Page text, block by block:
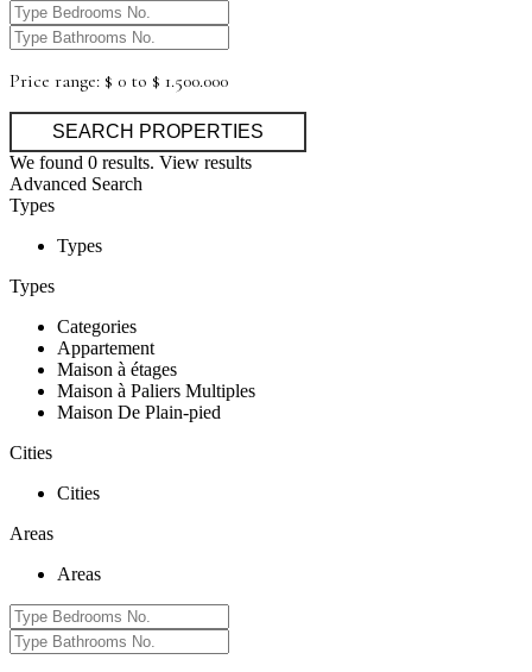
Price range: $ 0 to $ 1.500.000
We found 0 results. View results
Advanced Search
Types
Types
Types
Categories
Appartement
Maison à étages
Maison à Paliers Multiples
Maison De Plain-pied
Cities
Cities
Areas
Areas